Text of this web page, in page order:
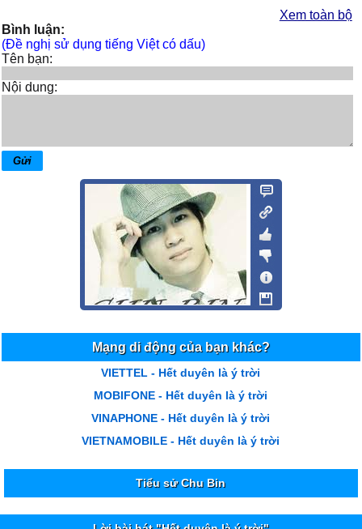
Xem toàn bộ
Bình luận:
(Đề nghị sử dụng tiếng Việt có dấu)
Tên bạn:
Nội dung:
Mạng di động của bạn khác?
VIETTEL - Hết duyên là ý trời
MOBIFONE - Hết duyên là ý trời
VINAPHONE - Hết duyên là ý trời
VIETNAMOBILE - Hết duyên là ý trời
Tiểu sử Chu Bin